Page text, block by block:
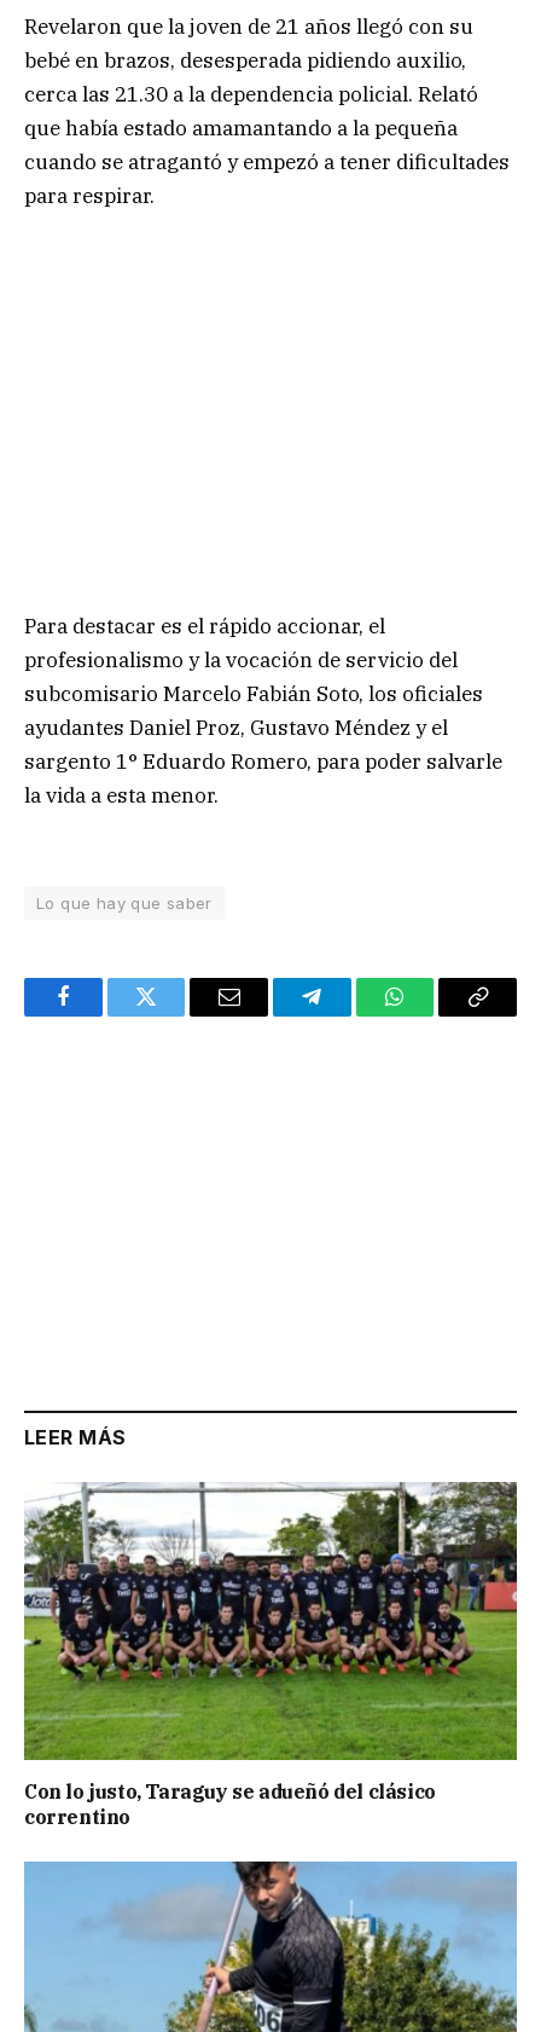
Revelaron que la joven de 21 años llegó con su
bebé en brazos, desesperada pidiendo auxilio,
cerca las 21.30 a la dependencia policial. Relató
que había estado amamantando a la pequeña
cuando se atragantó y empezó a tener dificultades
para respirar.
Para destacar es el rápido accionar, el
profesionalismo y la vocación de servicio del
subcomisario Marcelo Fabián Soto, los oficiales
ayudantes Daniel Proz, Gustavo Méndez y el
sargento 1° Eduardo Romero, para poder salvarle
la vida a esta menor.
Lo que hay que saber
FacebookTwitter Email TelegramWhatsAppCopy
LEER MÁS
Con lo justo, Taraguy se adueñó del clásico
correntino